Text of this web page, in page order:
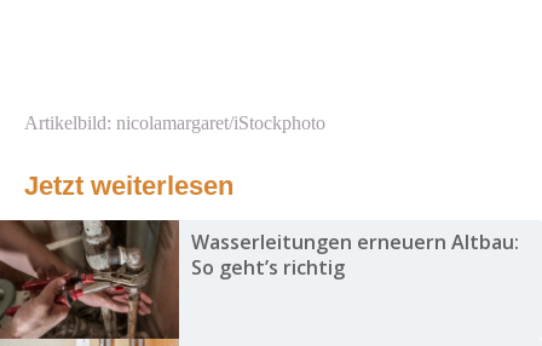
Artikelbild: nicolamargaret/iStockphoto
Jetzt weiterlesen
Wasserleitungen erneuern Altbau:
So geht’s richtig